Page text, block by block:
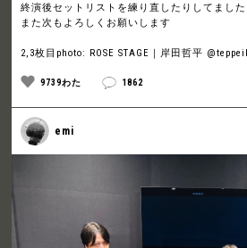
終演後セットリストを練り直したりしてました
また次もよろしくお願いします
2,3枚目photo: ROSE STAGE｜岸田哲平
9739わた 1862
emi